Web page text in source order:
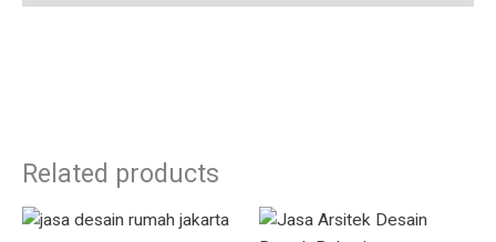
Related products